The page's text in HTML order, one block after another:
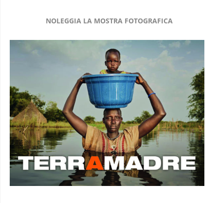
NOLEGGIA LA MOSTRA FOTOGRAFICA